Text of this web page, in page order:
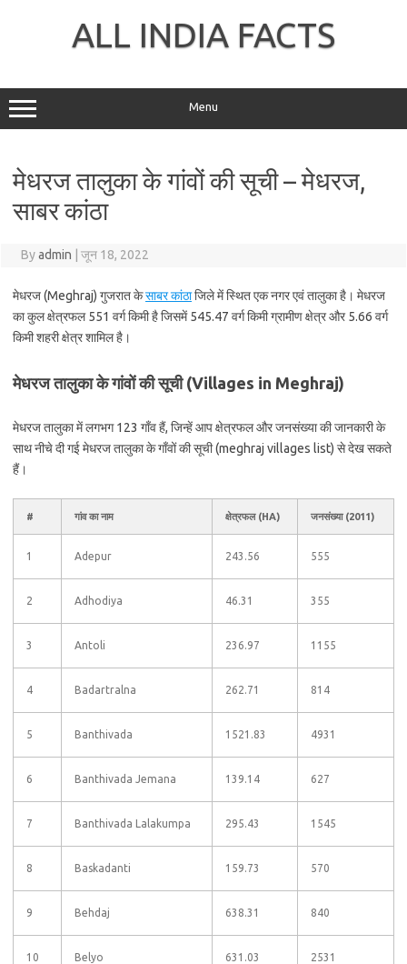
ALL INDIA FACTS
Menu
मेधरज तालुका के गांवों की सूची – मेधरज,
साबर कांठा
Byadmin जून 18, 2022
मेधरज (Meghraj) गुजरात केसाबर कांठाजिले में स्थित एक नगर एवं तालुका है। मेधरज
का कुल क्षेत्रफल 551 वर्ग किमी है जिसमें 545.47 वर्ग किमी ग्रामीण क्षेत्र और 5.66 वर्ग
किमी शहरी क्षेत्र शामिल है।
मेधरज तालुका के गांवों की सूची (Villages in Meghraj)
मेधरज तालुका में लगभग 123 गाँव हैं, जिन्हें आप क्षेत्रफल और जनसंख्या की जानकारी के
साथ नीचे दी गई मेधरज तालुका के गाँवों की सूची (meghraj villages list) से देख सकते
हैं।
# गांव का नाम क्षेत्रफल (HA) जनसंख्या (2011)
1 Adepur 243.56 555
2 Adhodiya 46.31 355
3 Antoli 236.97 1155
4 Badartralna 262.71 814
5 Banthivada 1521.83 4931
6 Banthivada Jemana 139.14 627
7 Banthivada Lalakumpa 295.43 1545
8 Baskadanti 159.73 570
9 Behdaj 638.31 840
10 Belyo 631.03 2531